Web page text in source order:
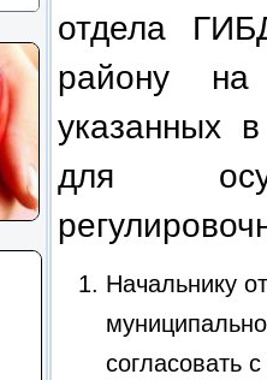
отдела
району на
указанных
для
Начальнику
согласовать